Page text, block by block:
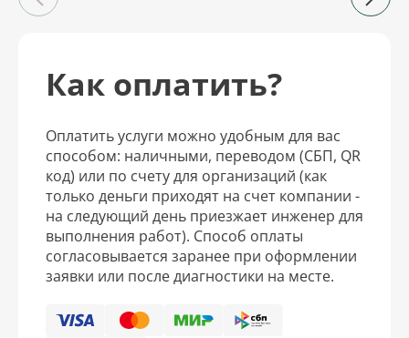
Как оплатить?
Оплатить услуги можно удобным для вас
способом: наличными, переводом (СБП, QR
код) или по счету для организаций (как
только деньги приходят на счет компании -
на следующий день приезжает инженер для
выполнения работ). Способ оплаты
согласовывается заранее при оформлении
заявки или после диагностики на месте.